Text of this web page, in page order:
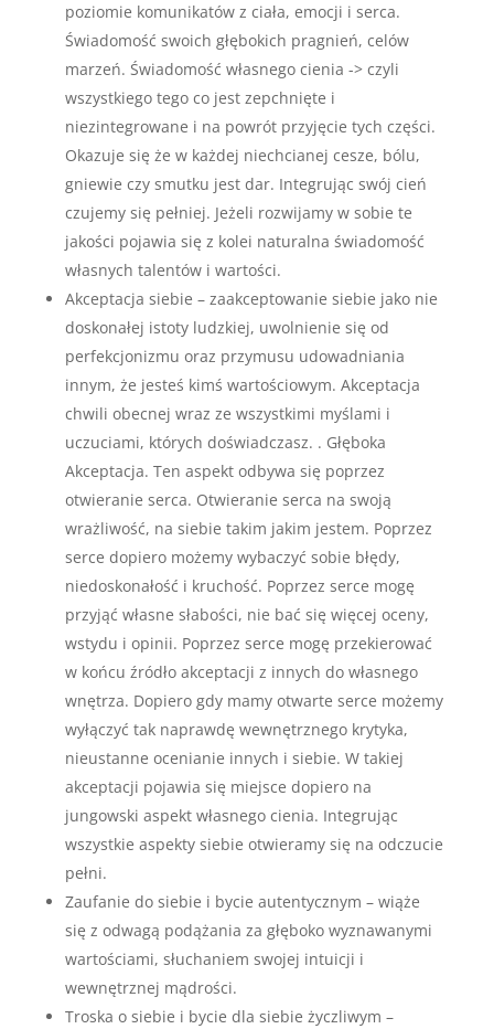
poziomie komunikatów z ciała, emocji i serca.
Świadomość swoich głębokich pragnień, celów
marzeń. Świadomość własnego cienia -> czyli
wszystkiego tego co jest zepchnięte i
niezintegrowane i na powrót przyjęcie tych części.
Okazuje się że w każdej niechcianej cesze, bólu,
gniewie czy smutku jest dar. Integrując swój cień
czujemy się pełniej. Jeżeli rozwijamy w sobie te
jakości pojawia się z kolei naturalna świadomość
własnych talentów i wartości.
Akceptacja siebie – zaakceptowanie siebie jako nie
doskonałej istoty ludzkiej, uwolnienie się od
perfekcjonizmu oraz przymusu udowadniania
innym, że jesteś kimś wartościowym. Akceptacja
chwili obecnej wraz ze wszystkimi myślami i
uczuciami, których doświadczasz. . Głęboka
Akceptacja. Ten aspekt odbywa się poprzez
otwieranie serca. Otwieranie serca na swoją
wrażliwość, na siebie takim jakim jestem. Poprzez
serce dopiero możemy wybaczyć sobie błędy,
niedoskonałość i kruchość. Poprzez serce mogę
przyjąć własne słabości, nie bać się więcej oceny,
wstydu i opinii. Poprzez serce mogę przekierować
w końcu źródło akceptacji z innych do własnego
wnętrza. Dopiero gdy mamy otwarte serce możemy
wyłączyć tak naprawdę wewnętrznego krytyka,
nieustanne ocenianie innych i siebie. W takiej
akceptacji pojawia się miejsce dopiero na
jungowski aspekt własnego cienia. Integrując
wszystkie aspekty siebie otwieramy się na odczucie
pełni.
Zaufanie do siebie i bycie autentycznym – wiąże
się z odwagą podążania za głęboko wyznawanymi
wartościami, słuchaniem swojej intuicji i
wewnętrznej mądrości.
Troska o siebie i bycie dla siebie życzliwym –